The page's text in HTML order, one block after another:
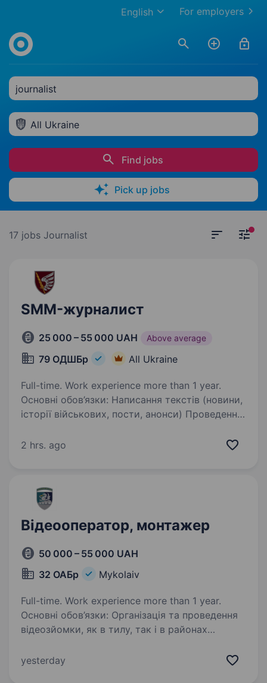
For employers
English
journalist
All Ukraine
Find jobs
Pick up jobs
17 jobs Journalist
SMM-журналист
25 000 – 55 000 UAH Above average
79 ОДШБр All Ukraine
Full-time. Work experience more than 1 year.
Основні обов’язки: Написання текстів (новини,
історії військових, пости, анонси) Проведення
За потреби — публікація та ведення соцмереж
2 hrs. ago
Відеооператор, монтажер
50 000 – 55 000 UAH
32 ОАБр
Mykolaiv
Full-time. Work experience more than 1 year.
Основні обов’язки: Організація та проведення
відеозйомки, як в тилу, так і в районах
камери, світла, звуку). Монтаж відео
yesterday